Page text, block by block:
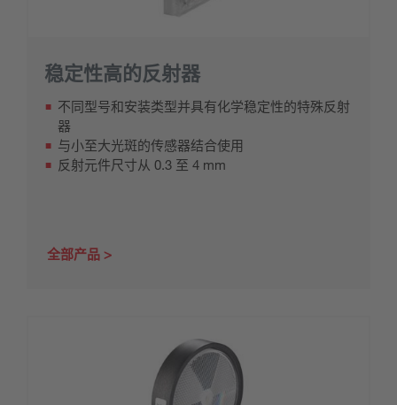
稳定性高的反射器
不同型号和安装类型并具有化学稳定性的特殊反射
器
与小至大光斑的传感器结合使用
反射元件尺寸从 0.3 至 4 mm
全部产品